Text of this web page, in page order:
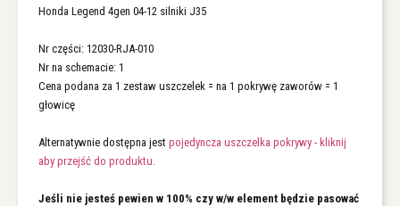
Honda Legend 4gen 04-12 silniki J35
Nr części: 12030-RJA-010
Nr na schemacie: 1
Cena podana za 1 zestaw uszczelek = na 1 pokrywę zaworów = 1
głowicę
Alternatywnie dostępna jest pojedyncza uszczelka pokrywy - kliknij
aby przejść do produktu.
Jeśli nie jesteś pewien w 100% czy w/w element będzie pasować